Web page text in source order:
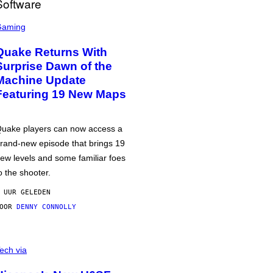
Returns With
Dawn of the
Update
19 New Maps
players can now access a
new episode that brings 19
levels and some familiar foes
the shooter.
UUR GELEDEN
DENNY CONNOLLY
via